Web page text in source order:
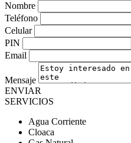
Nombre
Teléfono
Celular
PIN
Email
Mensaje
ENVIAR
SERVICIOS
Agua Corriente
Cloaca